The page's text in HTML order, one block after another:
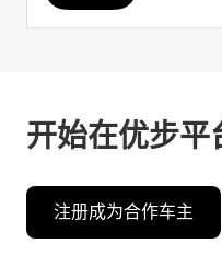
开始在优步平
注册成为合作车主